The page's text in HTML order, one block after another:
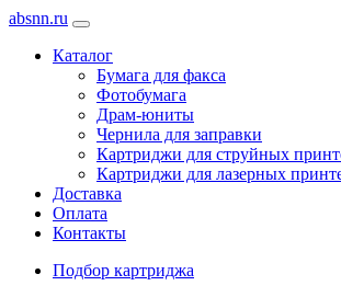
absnn.ru
Каталог
Бумага для факса
Фотобумага
Драм-юниты
Чернила для заправки
Картриджи для струйных
Картриджи для лазерных
Доставка
Оплата
Контакты
Подбор картриджа